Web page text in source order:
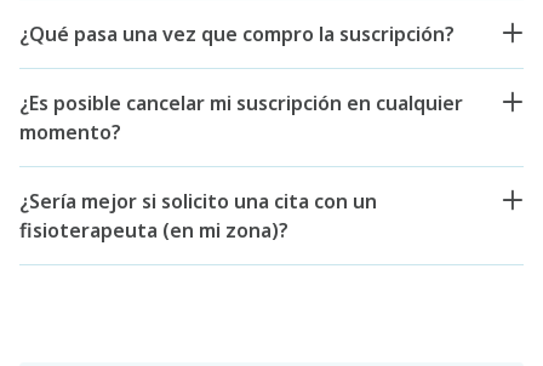
¿Qué pasa una vez que compro la suscripción?
¿Es posible cancelar mi suscripción en cualquier
momento?
¿Sería mejor si solicito una cita con un
fisioterapeuta (en mi zona)?